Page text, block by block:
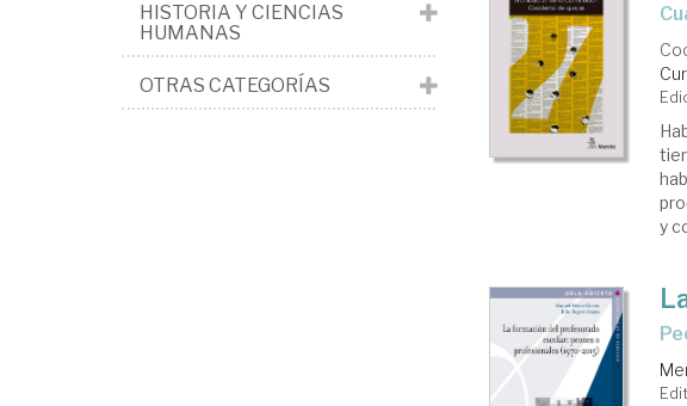
y
HISTORIA Y CIENCIAS
HUMANAS
OTRAS CATEGORÍAS